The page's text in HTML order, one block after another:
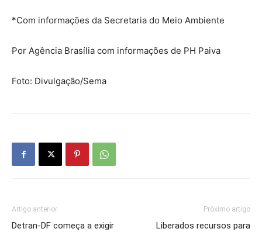
*Com informações da Secretaria do Meio Ambiente
Por Agência Brasília com informações de PH Paiva
Foto: Divulgação/Sema
Artigo anterior
Detran-DF começa a exigir
Próximo artigo
Liberados recursos para